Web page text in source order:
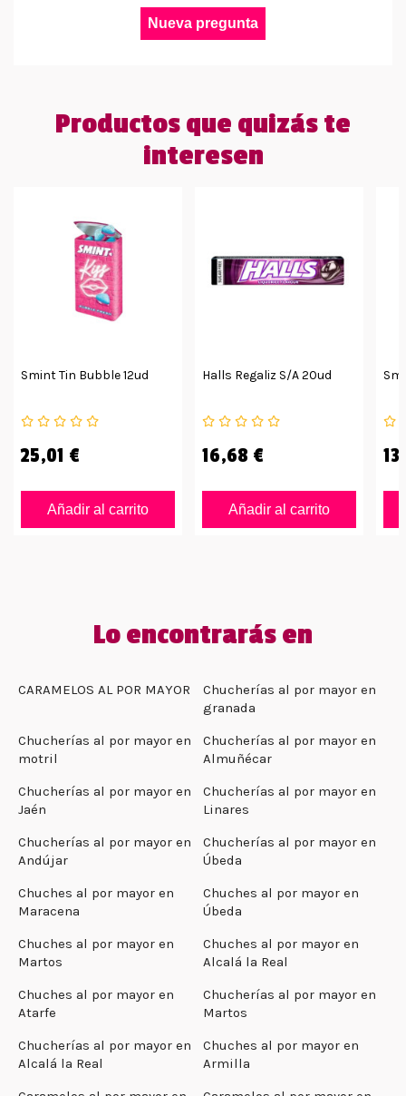
Nueva pregunta
Productos que quizás te
interesen
Smint Tin Bubble 12ud
25,01 €
Añadir al carrito
Halls Regaliz S/a 20ud
16,68 €
Añadir al carrito
Lo encontrarás en
CARAMELOS AL POR MAYOR
Chucherías al por mayor en
granada
Chucherías al por mayor en
motril
Chucherías al por mayor en
Almuñécar
Chucherías al por mayor en
Jaén
Chucherías al por mayor en
Linares
Chucherías al por mayor en
Andújar
Chucherías al por mayor en
Úbeda
Chuches al por mayor en
Maracena
Chuches al por mayor en
Úbeda
Chuches al por mayor en
Martos
Chuches al por mayor en
Alcalá la Real
Chuches al por mayor en
Atarfe
Chucherías al por mayor en
Martos
Chucherías al por mayor en
Alcalá la Real
Chuches al por mayor en
Armilla